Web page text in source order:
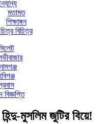
মতামত
শিক্ষাঙ্গন
চিত্র বিচিত্র
বিজ্ঞপ্তি
মুসলিম জুটির বিয়ে!